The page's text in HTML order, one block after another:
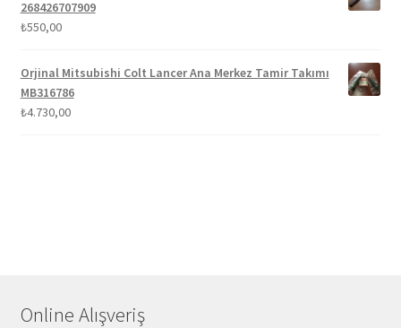
268426707909
₺550,00
Orjinal Mitsubishi Colt Lancer Ana Merkez Tamir Takımı
MB316786
₺4.730,00
Online Alışveriş